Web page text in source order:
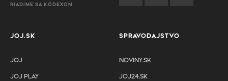
RIADIME SA KÓDEXOM
JOJ.SK
JOJ
JOJ PLAY
SPRAVODAJSTVO
NOVINY.SK
JOJ24.SK